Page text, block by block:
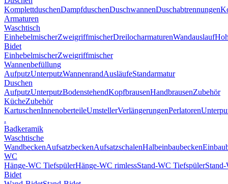
KomplettduschenDampfduschenDuschwannenDuschabtrennungen
Armaturen
Waschtisch
EinhebelmischerZweigriffmischerDreilocharmaturenWandauslauf
Bidet
EinhebelmischerZweigriffmischer
Wannenbefüllung
AufputzUnterputzWannenrandAusläufeStandarmatur
Duschen
AufputzUnterputzBodenstehendKopfbrausenHandbrausenZubehör
KücheZubehör
KartuschenInnenoberteileUmstellerVerlängerungenPerlatoren
.
Badkeramik
Waschtische
WandbeckenAufsatzbeckenAufsatzschalenHalbeinbaubecken
WC
Hänge-WC TiefspülerHänge-WC rimlessStand-WC Tiefspüler
Bidet